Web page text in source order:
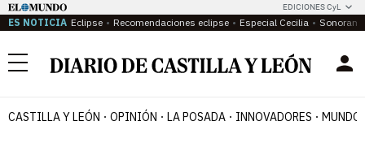
EDICIONES CyL
ES NOTICIA Eclipse Recomendaciones eclipse Especial Cecilia
Menú
CASTILLA Y LEÓN OPINIÓN LA POSADA INNOVADORES MUNDO